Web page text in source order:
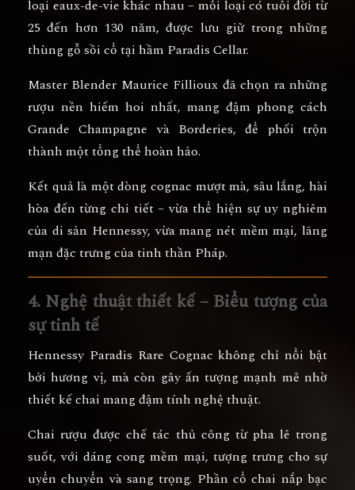
loại eaux-de-vie khác nhau – mỗi loại có tuổi đời từ
25 đến hơn 130 năm, được lưu giữ trong những
thùng gỗ sồi cổ tại hầm Paradis Cellar.
Master Blender Maurice Fillioux đã chọn ra những
rượu nền hiếm hoi nhất, mang đậm phong cách
Grande Champagne và Borderies, để phối trộn
thành một tổng thể hoàn hảo.
Kết quả là một dòng cognac mượt mà, sâu lắng, hài
hòa đến từng chi tiết– vừa thể hiện sự uy nghiêm
của di sản Hennessy, vừa mang nét mềm mại, lãng
mạn đặc trưng của tinh thần Pháp.
4. Nghệ thuật thiết kế – Biểu tượng của
sự tinh tế
Hennessy Paradis Rare Cognac không chỉ nổi bật
bởi hương vị, mà còn gây ấn tượng mạnh mẽ nhờ
thiết kế chai mang đậm tính nghệ thuật.
Chai rượu được chế tác thủ công từ pha lê trong
suốt, với dáng cong mềm mại, tượng trưng cho sự
uyển chuyển và sang trọng. Phần cổ chai nắp bạc